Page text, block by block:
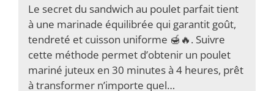
Le secret du sandwich au poulet parfait tient
à une marinade équilibrée qui garantit goût,
tendreté et cuisson uniforme 🍯🔥. Suivre
cette méthode permet d’obtenir un poulet
mariné juteux en 30 minutes à 4 heures, prêt
à transformer n’importe quel…